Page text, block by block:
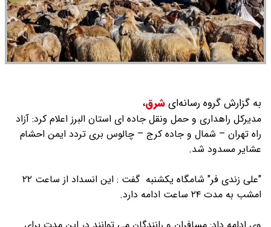
به گزارش گروه رسانه‌ایشرق،
مدیرکل راهداری و حمل ونقل جاده ای استان البرز اعلام کرد: آزاد
راه تهران – شمال و جاده کرج – چالوس بری تردد ایمن احشام
عشایر مسدود شد.
"علی زندی فر" شامگاه یکشنبه گفت : این انسداد از ساعت ۲۲
امشب به مدت ۲۴ ساعت ادامه دارد.